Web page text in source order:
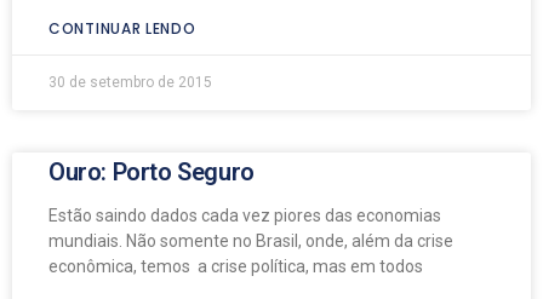
CONTINUAR LENDO
30 de setembro de 2015
Ouro: Porto Seguro
Estão saindo dados cada vez piores das economias
mundiais. Não somente no Brasil, onde, além da crise
econômica, temos a crise política, mas em todos